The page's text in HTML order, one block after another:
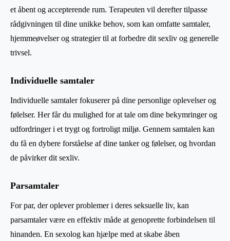
et åbent og accepterende rum. Terapeuten vil derefter tilpasse
rådgivningen til dine unikke behov, som kan omfatte samtaler,
hjemmeøvelser og strategier til at forbedre dit sexliv og generelle
trivsel.
Individuelle samtaler
Individuelle samtaler fokuserer på dine personlige oplevelser og
følelser. Her får du mulighed for at tale om dine bekymringer og
udfordringer i et trygt og fortroligt miljø. Gennem samtalen kan
du få en dybere forståelse af dine tanker og følelser, og hvordan
de påvirker dit sexliv.
Parsamtaler
For par, der oplever problemer i deres seksuelle liv, kan
parsamtaler være en effektiv måde at genoprette forbindelsen til
hinanden. En sexolog kan hjælpe med at skabe åben